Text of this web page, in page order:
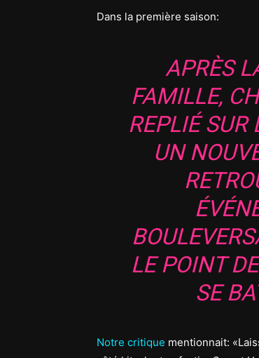
Dans la première saison:
APRÈS
FAMILLE,
REPLIÉ
UN
LE POINT
SE
Notre critique mentionnait: